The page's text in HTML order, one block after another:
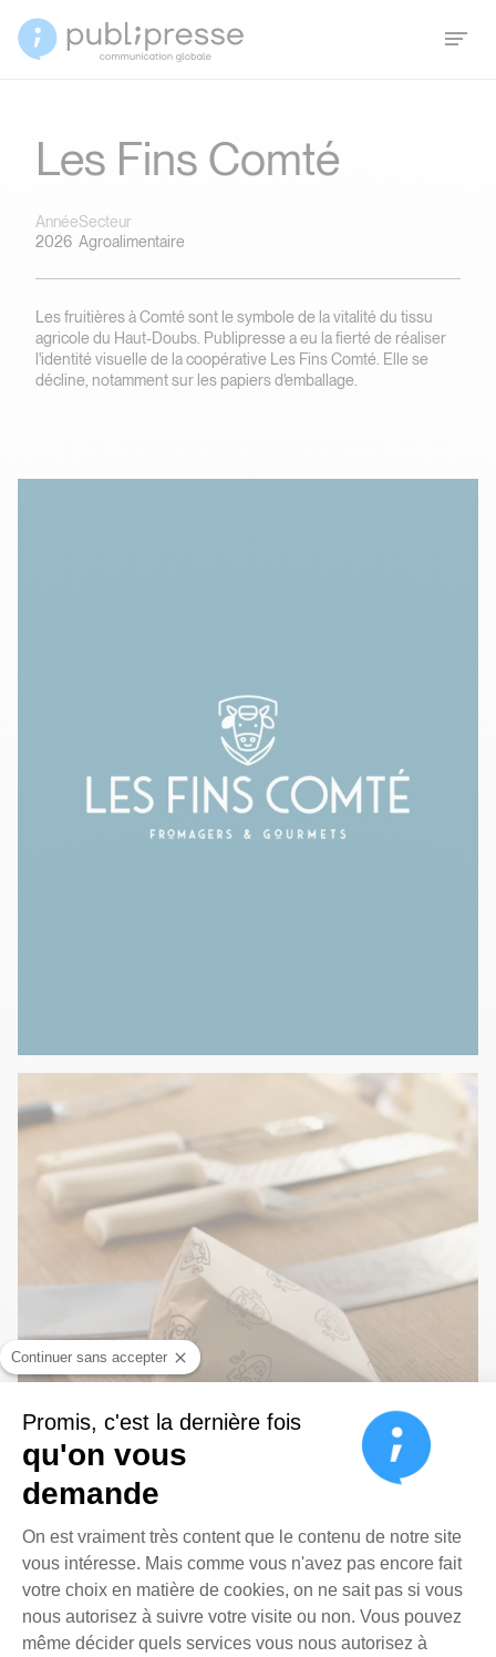
Les Fins Comté
Année
2026
Secteur
Agroalimentaire
Les fruitières à Comté sont le symbole de la vitalité du tissu
agricole du Haut-Doubs. Publipresse a eu la fierté de réaliser
l'identité visuelle de la coopérative Les Fins Comté. Elle se
décline, notamment sur les papiers d'emballage.
Continuer sans accepter
Promis, c'est la dernière fois
qu'on vous
demande
Plateforme de Gestion du
On est vraiment très content que le contenu de notre site
vous intéresse. Mais comme vous n'avez pas encore fait
votre choix en matière de cookies, on ne sait pas si vous
nous autorisez à suivre votre visite ou non. Vous pouvez
même décider quels services vous nous autorisez à